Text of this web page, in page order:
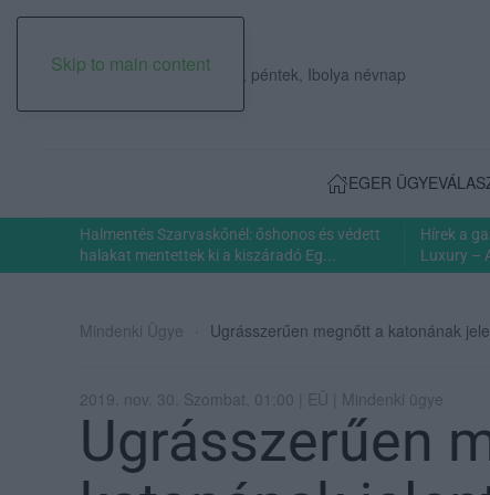
Skip to main content
2026. augusztus 07., péntek, Ibolya névnap
EGER ÜGYE
Halmentés Szarvaskőnél: őshonos és védett
halakat mentettek ki a kiszáradó Eg...
Hírek a
Luxury –
Mindenki Ügye Ugrásszerűen megnőtt a katonának
2019. nov. 30. Szombat, 01:00 | EÜ | Mindenki ügye
Ugrásszerűen